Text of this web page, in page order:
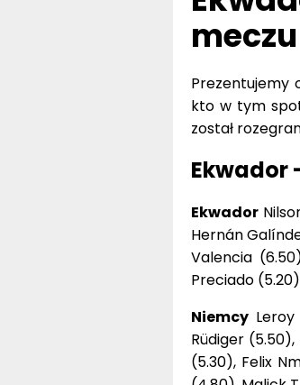
Prezentujemy
kto w tym
został
Ekwador
Ekwador
Hernán
Valencia
Preciado
NiemcyLeroy
Rüdiger
(5.30), Felix